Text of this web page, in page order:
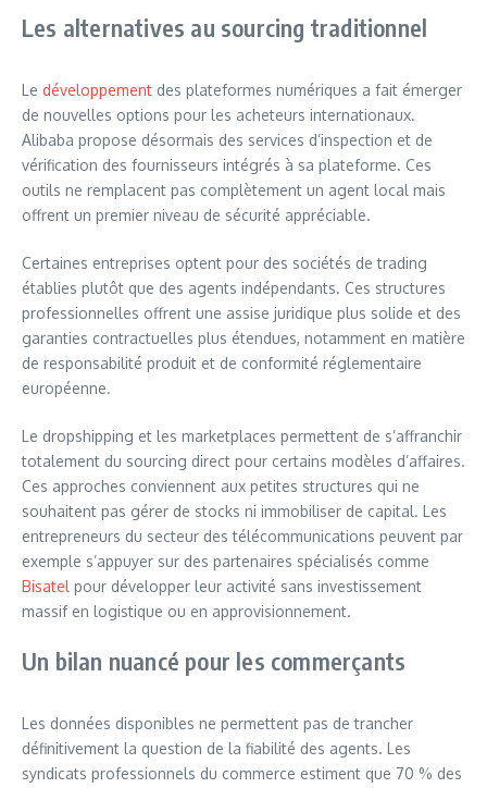
Les alternatives au sourcing traditionnel
Le développement des plateformes numériques a fait émerger
de nouvelles options pour les acheteurs internationaux.
Alibaba propose désormais des services d’inspection et de
vérification des fournisseurs intégrés à sa plateforme. Ces
outils ne remplacent pas complètement un agent local mais
offrent un premier niveau de sécurité appréciable.
Certaines entreprises optent pour des sociétés de trading
établies plutôt que des agents indépendants. Ces structures
professionnelles offrent une assise juridique plus solide et des
garanties contractuelles plus étendues, notamment en matière
de responsabilité produit et de conformité réglementaire
européenne.
Le dropshipping et les marketplaces permettent de s’affranchir
totalement du sourcing direct pour certains modèles d’affaires.
Ces approches conviennent aux petites structures qui ne
souhaitent pas gérer de stocks ni immobiliser de capital. Les
entrepreneurs du secteur des télécommunications peuvent par
exemple s’appuyer sur des partenaires spécialisés comme
Bisatel pour développer leur activité sans investissement
massif en logistique ou en approvisionnement.
Un bilan nuancé pour les commerçants
Les données disponibles ne permettent pas de trancher
définitivement la question de la fiabilité des agents. Les
syndicats professionnels du commerce estiment que 70 % des